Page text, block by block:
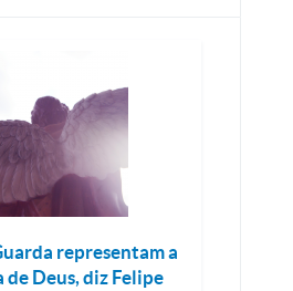
representam a
de Deus, diz Felipe